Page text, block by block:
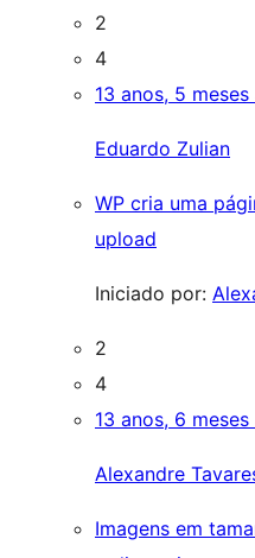
2
4
13 anos, 5
Eduardo Zulian
WP cria uma
upload
Iniciado por:
2
4
13 anos, 6
Alexandre
Imagens em